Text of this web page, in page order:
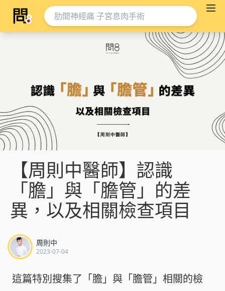
【周則中醫師】認識
「膽」與「膽管」的差
異，以及相關檢查項目
周則中
2023-07-04
這篇特別搜集了「膽」與「膽管」相關的檢